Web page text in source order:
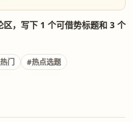
，写下 1 个可借势标题和 3 个
门 #热点选题